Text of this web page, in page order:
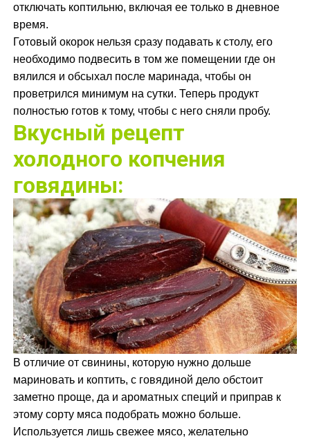
отключать коптильню, включая ее только в дневное
время.
Готовый окорок нельзя сразу подавать к столу, его
необходимо подвесить в том же помещении где он
вялился и обсыхал после маринада, чтобы он
проветрился минимум на сутки. Теперь продукт
полностью готов к тому, чтобы с него сняли пробу.
Вкусный рецепт
холодного копчения
говядины:
В отличие от свинины, которую нужно дольше
мариновать и коптить, с говядиной дело обстоит
заметно проще, да и ароматных специй и приправ к
этому сорту мяса подобрать можно больше.
Используется лишь свежее мясо, желательно